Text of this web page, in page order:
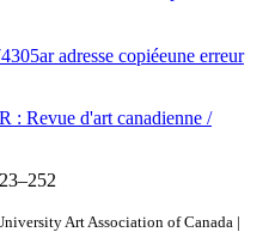
adresse copiéeune erreur
: Revue d'art canadienne /
Art Association of Canada |